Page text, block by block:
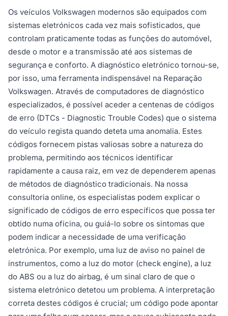
Os veículos Volkswagen modernos são equipados com
sistemas eletrónicos cada vez mais sofisticados, que
controlam praticamente todas as funções do automóvel,
desde o motor e a transmissão até aos sistemas de
segurança e conforto. A diagnóstico eletrónico tornou-se,
por isso, uma ferramenta indispensável na Reparação
Volkswagen. Através de computadores de diagnóstico
especializados, é possível aceder a centenas de códigos
de erro (DTCs - Diagnostic Trouble Codes) que o sistema
do veículo regista quando deteta uma anomalia. Estes
códigos fornecem pistas valiosas sobre a natureza do
problema, permitindo aos técnicos identificar
rapidamente a causa raiz, em vez de dependerem apenas
de métodos de diagnóstico tradicionais. Na nossa
consultoria online, os especialistas podem explicar o
significado de códigos de erro específicos que possa ter
obtido numa oficina, ou guiá-lo sobre os sintomas que
podem indicar a necessidade de uma verificação
eletrónica. Por exemplo, uma luz de aviso no painel de
instrumentos, como a luz do motor (check engine), a luz
do ABS ou a luz do airbag, é um sinal claro de que o
sistema eletrónico detetou um problema. A interpretação
correta destes códigos é crucial; um código pode apontar